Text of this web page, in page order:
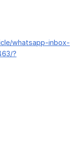
whatsapp-inbox-
?